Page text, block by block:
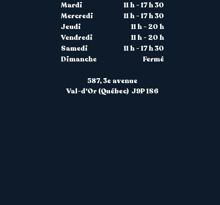
Mardi
11 h - 17 h 30
Mercredi
11 h - 17 h 30
Jeudi
11 h - 20 h
Vendredi
11 h - 20 h
Samedi
11 h - 17 h 30
Dimanche
Fermé
587, 3e avenue
Val-d'Or (Québec) J9P 1S6